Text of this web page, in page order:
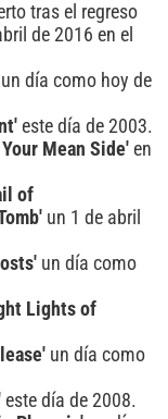
tras el regreso
de 2016 en el
un día como hoy de
este día de 2003.
Mean Side'en
of
un 1 de abril
un día como
Lights of
un día como
este día de 2008.